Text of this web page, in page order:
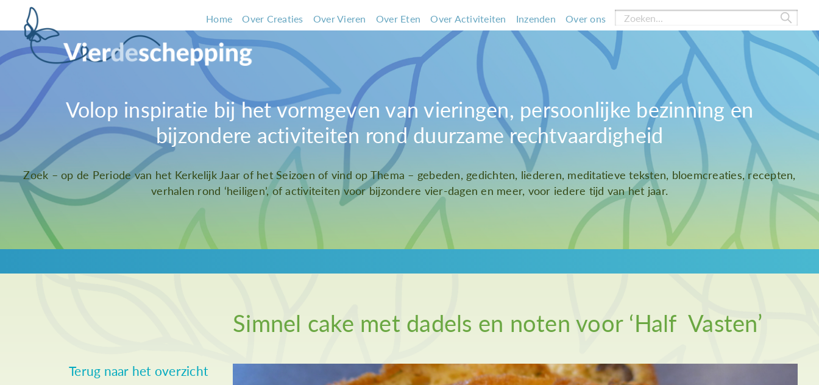
Home Over Creaties Over Vieren Over Eten Over Activiteiten Inzenden Over ons
Volop inspiratie bij het vormgeven van vieringen, persoonlijke bezinning en
bijzondere activiteiten rond duurzame rechtvaardigheid
Zoek – op de Periode van het Kerkelijk Jaar of het Seizoen of vind op Thema – gebeden, gedichten, liederen, meditatieve teksten, bloemcreaties, recepten,
verhalen rond ‘heiligen’, of activiteiten voor bijzondere vier-dagen en meer, voor iedere tijd van het jaar.
Terug naar het overzicht
Simnel cake met dadels en noten voor ‘Half Vasten’